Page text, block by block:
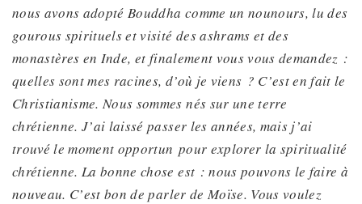
nous avons adopté Bouddha comme un nounours, lu des
gourous spirituels et visité des ashrams et des
monastères en Inde, et finalement vous vous demandez :
quelles sont mes racines, d’où je viens ? C’est en fait le
Christianisme. Nous sommes nés sur une terre
chrétienne. J’ai laissé passer les années, mais j’ai
trouvé le moment opportun pour explorer la spiritualité
chrétienne. La bonne chose est : nous pouvons le faire à
nouveau. C’est bon de parler de Moïse. Vous voulez